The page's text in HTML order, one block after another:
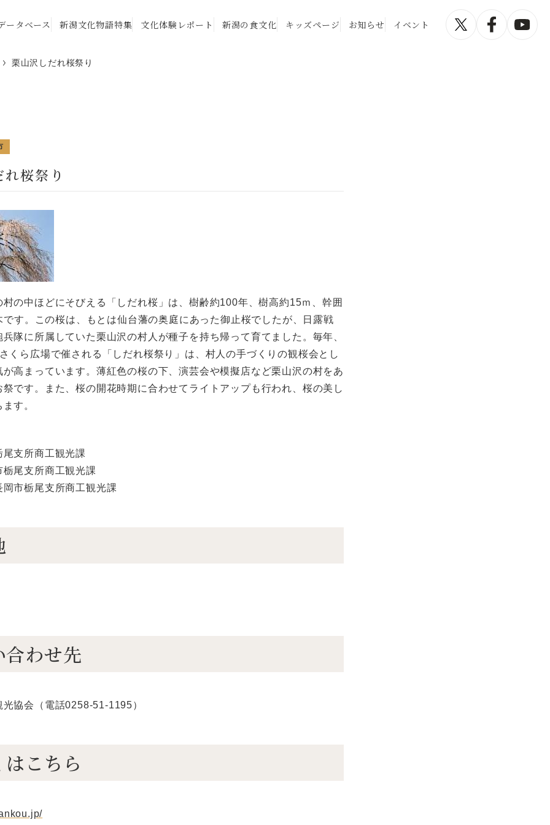
ータベース 新潟文化物語特集 文化体験レポート 新潟の食文化 キッズページ お知らせ イベント
栗山沢しだれ桜祭り
桜祭り
村の中ほどにそびえる「しだれ桜」は、樹齢約100年、樹高約15ｍ、幹囲
す。この桜は、もとは仙台藩の奥庭にあった御止桜でしたが、日露戦
隊に所属していた栗山沢の村人が種子を持ち帰って育てました。毎年、
くら広場で催される「しだれ桜祭り」は、村人の手づくりの観桜会とし
高まっています。薄紅色の桜の下、演芸会や模擬店など栗山沢の村をあ
です。また、桜の開花時期に合わせてライトアップも行われ、桜の美し
す。
支所商工観光課
尾支所商工観光課
市栃尾支所商工観光課
わせ先
協会（電話0258-51-1195）
こちら